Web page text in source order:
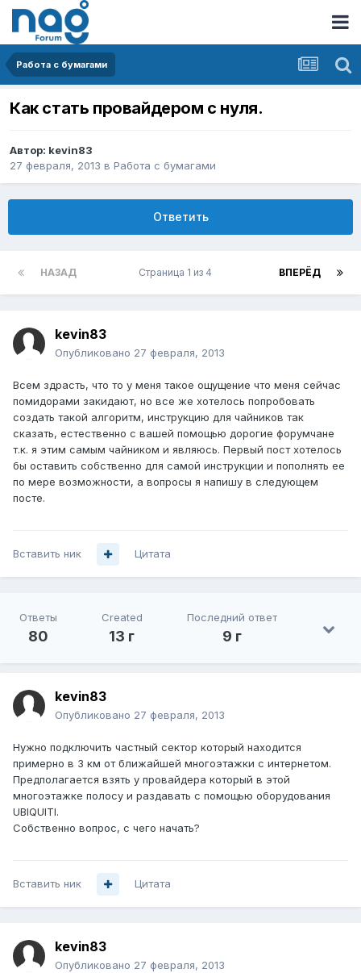
Работа с бумагами
Как стать провайдером с нуля.
Автор: kevin83
27 февраля, 2013 в Работа с бумагами
Ответить
НАЗАД ВПЕРЁД
Страница 1 из 4
kevin83
Опубликовано 27 февраля, 2013
Всем здрасть, что то у меня такое ощущение что меня сейчас
помидорами закидают, но все же хотелось попробовать
создать такой алгоритм, инструкцию для чайников так
сказать, естественно с вашей помощью дорогие форумчане
т.к. я этим самым чайником и являюсь. Первый пост хотелось
бы оставить собственно для самой инструкции и пополнять ее
по мере возможности, а вопросы я напишу в следующем
посте.
Вставить ник Цитата
Ответы
80
Created
13 г
Последний ответ
9 г
kevin83
Опубликовано 27 февраля, 2013
Нужно подключить частный сектор который находится
примерно в 3 км от ближайшей многоэтажки с интернетом.
Предполагается взять у провайдера который в этой
многоэтажке полосу и раздавать с помощью оборудования
UBIQUITI.
Собственно вопрос, с чего начать?
Вставить ник Цитата
kevin83
Опубликовано 27 февраля, 2013